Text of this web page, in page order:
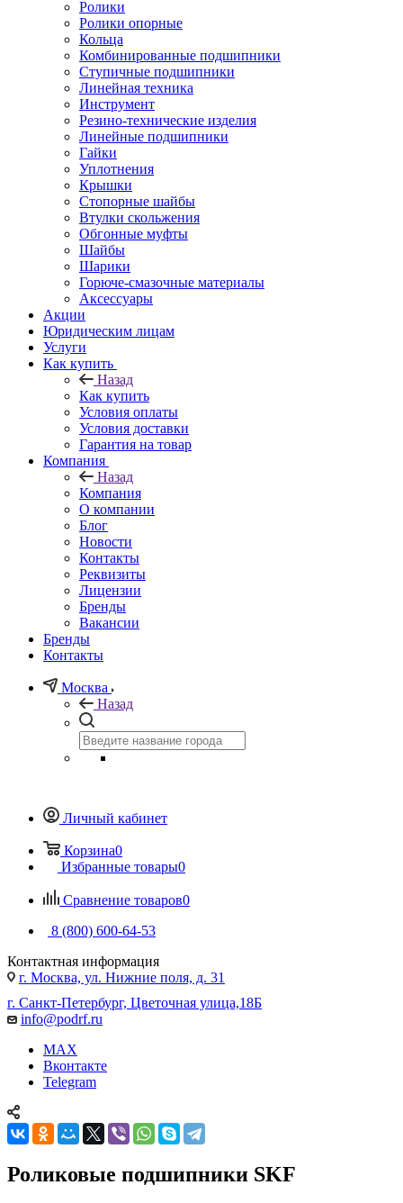
Ролики
Ролики опорные
Кольца
Комбинированные подшипники
Ступичные подшипники
Линейная техника
Инструмент
Резино-технические изделия
Линейные подшипники
Гайки
Уплотнения
Крышки
Стопорные шайбы
Втулки скольжения
Обгонные муфты
Шайбы
Шарики
Горюче-смазочные материалы
Аксессуары
Акции
Юридическим лицам
Услуги
Как купить
Назад
Как купить
Условия оплаты
Условия доставки
Гарантия на товар
Компания
Назад
Компания
О компании
Блог
Новости
Контакты
Реквизиты
Лицензии
Бренды
Вакансии
Бренды
Контакты
Москва
Назад
Личный кабинет
Корзина0
Избранные товары0
Сравнение товаров0
8 (800) 600-64-53
Контактная информация
г. Москва, ул. Нижние поля, д. 31
г. Санкт-Петербург, Цветочная улица,18Б
info@podrf.ru
MAX
Вконтакте
Telegram
Роликовые подшипники SKF